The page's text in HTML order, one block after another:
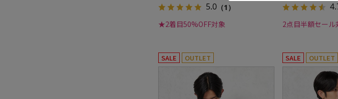
5.0 （1）
★2着目50%OFF対象 2点目半額セール
SALE OUTLET SALE OUTLET